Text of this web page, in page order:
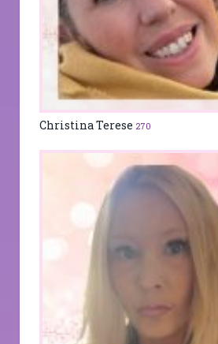
Christina Terese 270